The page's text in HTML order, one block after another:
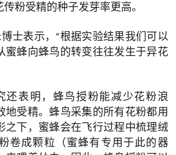
粉受精的种子发芽率更高。
士表示，“根据实验结果我们可以
蜜蜂向蜂鸟的转变往往发生于异花
还表明，蜂鸟授粉能减少花粉浪
地受精。蜂鸟采集的所有花粉都用
之下，蜜蜂会在飞行过程中梳理绒
卷成颗粒（蜜蜂有专用于此的器